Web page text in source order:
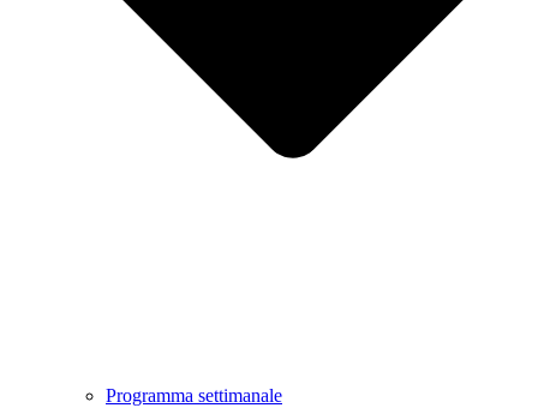
Programma settimanale